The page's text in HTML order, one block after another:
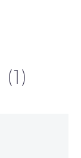
(1)